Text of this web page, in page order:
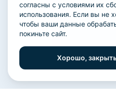
согласны с условиями их
использования. Если вы не
чтобы ваши данные
покиньте сайт.
Хорошо,
+7 (347) 212-
+7 (347) 212-